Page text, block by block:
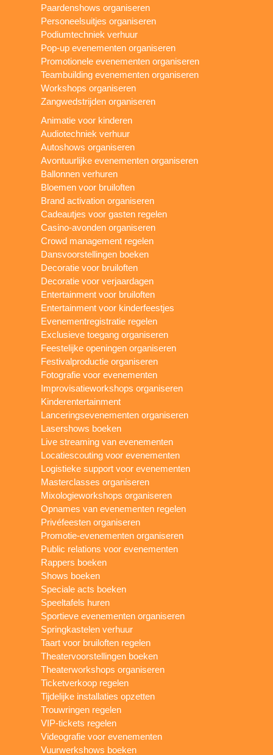
Paardenshows organiseren
Personeelsuitjes organiseren
Podiumtechniek verhuur
Pop-up evenementen organiseren
Promotionele evenementen organiseren
Teambuilding evenementen organiseren
Workshops organiseren
Zangwedstrijden organiseren
Animatie voor kinderen
Audiotechniek verhuur
Autoshows organiseren
Avontuurlijke evenementen organiseren
Ballonnen verhuren
Bloemen voor bruiloften
Brand activation organiseren
Cadeautjes voor gasten regelen
Casino-avonden organiseren
Crowd management regelen
Dansvoorstellingen boeken
Decoratie voor bruiloften
Decoratie voor verjaardagen
Entertainment voor bruiloften
Entertainment voor kinderfeestjes
Evenementregistratie regelen
Exclusieve toegang organiseren
Feestelijke openingen organiseren
Festivalproductie organiseren
Fotografie voor evenementen
Improvisatieworkshops organiseren
Kinderentertainment
Lanceringsevenementen organiseren
Lasershows boeken
Live streaming van evenementen
Locatiescouting voor evenementen
Logistieke support voor evenementen
Masterclasses organiseren
Mixologieworkshops organiseren
Opnames van evenementen regelen
Privéfeesten organiseren
Promotie-evenementen organiseren
Public relations voor evenementen
Rappers boeken
Shows boeken
Speciale acts boeken
Speeltafels huren
Sportieve evenementen organiseren
Springkastelen verhuur
Taart voor bruiloften regelen
Theatervoorstellingen boeken
Theaterworkshops organiseren
Ticketverkoop regelen
Tijdelijke installaties opzetten
Trouwringen regelen
VIP-tickets regelen
Videografie voor evenementen
Vuurwerkshows boeken